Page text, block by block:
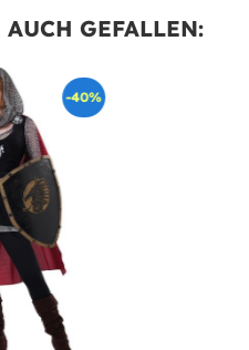
GEFALLEN:
-40%